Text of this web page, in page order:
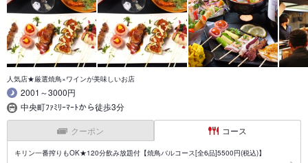
人気店★厳選焼鳥×ワインが美味しいお店
2001～3000円
中央町ﾌｧﾐﾘｰﾏｰﾄから徒歩3分
クーポン コース
キリン一番搾りもOK★120分飲み放題付【焼鳥バルコース[全6品]5500円(税込)】